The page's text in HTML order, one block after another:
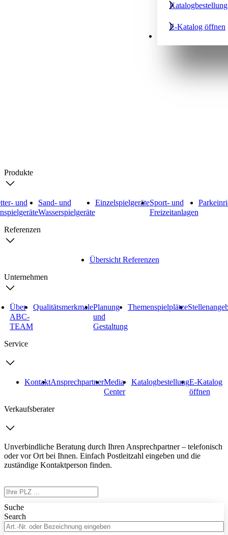
Katalogbestellung
E-Katalog öffnen
Produkte
und
Sand- und
Wasserspielgeräte
EinzelspielgeräteSport- und
Freizeitanlagen
Referenzen
Übersicht Referenzen
Unternehmen
Über
ABC-
TEAM
QualitätsmerkmalePlanung
und
Gestaltung
Themenspielplätze
Service
KontaktAnsprechpartnerMedia
Center
KatalogbestellungE-Katalog
öffnen
Verkaufsberater
Unverbindliche Beratung durch Ihren Ansprechpartner – telefonisch
oder vor Ort bei Ihnen. Einfach Postleitzahl eingeben und die
zuständige Kontaktperson finden.
Suche
Search